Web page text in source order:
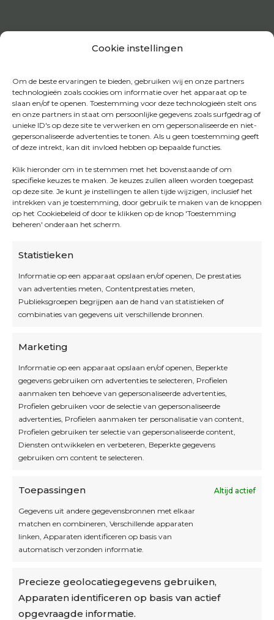
Cookie instellingen
Om de beste ervaringen te bieden, gebruiken wij en onze partners
technologieën zoals cookies om informatie over het apparaat op te
slaan en/of te openen. Toestemming voor deze technologieën stelt ons
en onze partners in staat om persoonlijke gegevens zoals surfgedrag of
unieke ID's op deze site te verwerken en om gepersonaliseerde en niet-
gepersonaliseerde advertenties te tonen. Als u geen toestemming geeft
of deze intrekt, kan dit invloed hebben op bepaalde functies.
Klik hieronder om in te stemmen met het bovenstaande of om
specifieke keuzes te maken. Je keuzes zullen alleen worden toegepast
op deze site. Je kunt je instellingen te allen tijde wijzigen, inclusief het
intrekken van je toestemming, door gebruik te maken van de knoppen
op het Cookiebeleid of door te klikken op de knop 'Toestemming
beheren' onderaan het scherm.
Statistieken
Informatie op een apparaat opslaan en/of openen, De prestaties
van advertenties meten, Contentprestaties meten,
Publieksgroepen begrijpen aan de hand van statistieken of
combinaties van gegevens uit verschillende bronnen.
Marketing
Informatie op een apparaat opslaan en/of openen, Beperkte
gegevens gebruiken om advertenties te selecteren, Profielen
aanmaken ten behoeve van gepersonaliseerde advertenties,
Profielen gebruiken voor de selectie van gepersonaliseerde
advertenties, Profielen aanmaken ter personalisatie van content,
Profielen gebruiken ter selectie van gepersonaliseerde content,
Diensten ontwikkelen en verbeteren, Beperkte gegevens
gebruiken om content te selecteren.
Toepassingen Altijd actief
Gegevens uit andere gegevensbronnen met elkaar
matchen en combineren, Verschillende apparaten
linken, Apparaten identificeren op basis van
automatisch verzonden informatie.
Precieze geolocatiegegevens gebruiken,
Apparaten identificeren op basis van actief
opgevraagde informatie.
Openingsuren
Blijf op de hoogte
Interesse in leuke kadotips of toffe acties?
Laat dan hier je mailadres achter.
Algemene voorwaarden
Cookiebeleid
Accountinstellingen